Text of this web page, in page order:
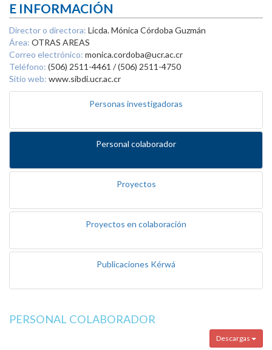
E INFORMACIÓN
Director o directora: Licda. Mónica Córdoba Guzmán
Área: OTRAS AREAS
Correo electrónico: monica.cordoba@ucr.ac.cr
Teléfono: (506) 2511-4461 / (506) 2511-4750
Sitio web: www.sibdi.ucr.ac.cr
Personas investigadoras
Personal colaborador
Proyectos
Proyectos en colaboración
Publicaciones Kérwá
PERSONAL COLABORADOR
Descargas